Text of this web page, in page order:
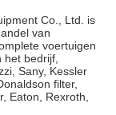
Co., Ltd. is
van
voertuigen
het bedrijf,
Sany, Kessler
filter,
Eaton, Rexroth,